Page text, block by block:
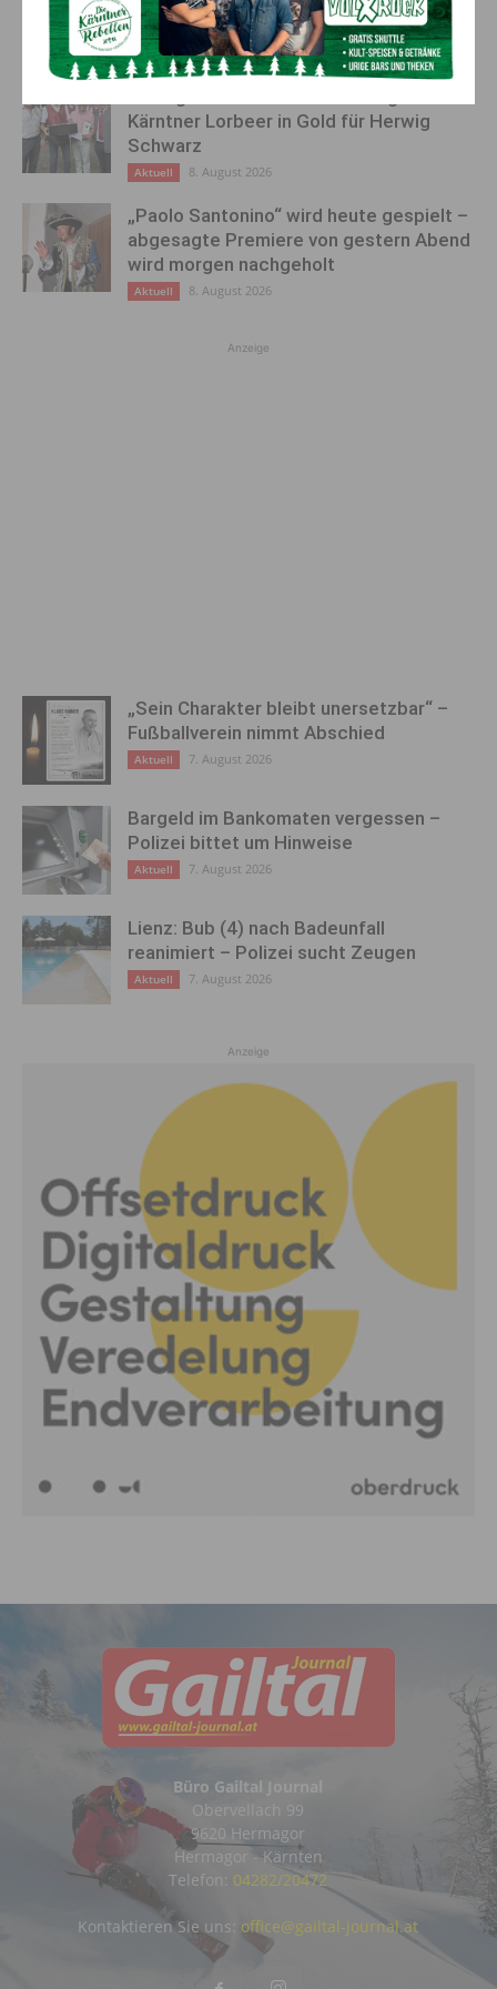
Stulier im 106. Lebensjahr verstorben
Aktuell 8. August 2026
Kärntner Lorbeer in Gold für Herwig
Schwarz
Aktuell 8. August 2026
„Paolo Santonino“ wird heute gespielt –
abgesagte Premiere von gestern Abend
wird morgen nachgeholt
Aktuell 8. August 2026
Anzeige
„Sein Charakter bleibt unersetzbar“ –
Fußballverein nimmt Abschied
Aktuell 7. August 2026
Bargeld im Bankomaten vergessen –
Polizei bittet um Hinweise
Aktuell 7. August 2026
Lienz: Bub (4) nach Badeunfall
reanimiert – Polizei sucht Zeugen
Aktuell 7. August 2026
Anzeige
Büro Gailtal Journal
Obervellach 99
9620 Hermagor
Hermagor - Kärnten
Telefon: 04282/20472
Kontaktieren Sie uns: office@gailtal-journal.at